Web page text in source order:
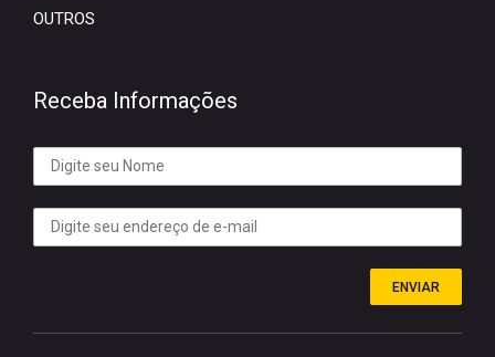
OUTROS
Receba Informações
ENVIAR